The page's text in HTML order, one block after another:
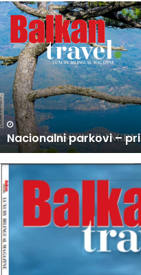
U
P
R
O
D
A
J
I
N
O
V
I
B
R
O
J
B
A
L
U PRODAJI NOVI BROJ